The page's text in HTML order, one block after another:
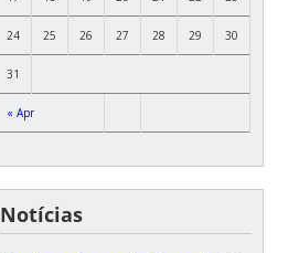
« Apr
24 25 26 27 28 29 30
31
Notícias